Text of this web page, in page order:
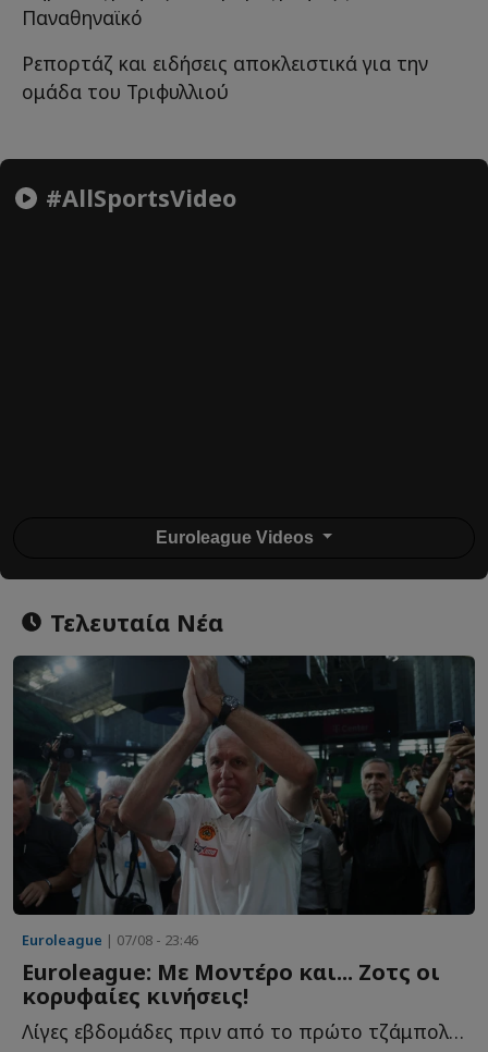
Παναθηναϊκό
Ρεπορτάζ και ειδήσεις αποκλειστικά για την
ομάδα του Τριφυλλιού
#AllSportsVideo
Euroleague Videos
Τελευταία Νέα
Euroleague | 07/08 - 23:46
Euroleague: Με Μοντέρο και... Ζοτς οι
κορυφαίες κινήσεις!
Λίγες εβδομάδες πριν από το πρώτο τζάμπολ της σεζόν 20...